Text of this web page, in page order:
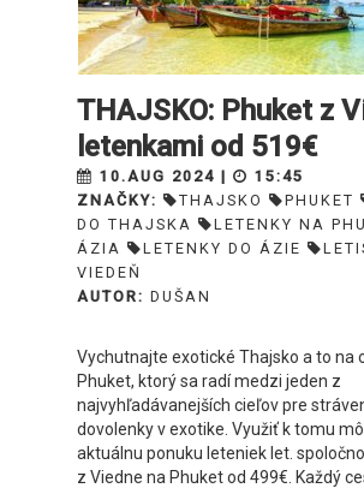
THAJSKO: Phuket z
letenkami od 519€
10.AUG 2024 |
15:45
ZNAČKY:
THAJSKO PHUKET
DO THAJSKA
LETENKY NA
ÁZIA
LETENKY DO ÁZIE
VIEDEŇ
AUTOR: DUŠAN
Vychutnajte exotické Thajsko a to na
Phuket, ktorý sa radí medzi jeden z
najvyhľadávanejších cieľov pre
dovolenky v exotike. Využiť k tomu
aktuálnu ponuku leteniek let.
z Viedne na Phuket od 499€. Každý